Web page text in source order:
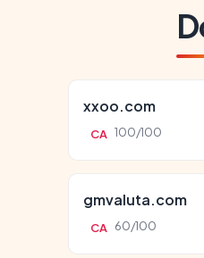
xxoo.com
CA 100/100
gmvaluta.com
CA 60/100